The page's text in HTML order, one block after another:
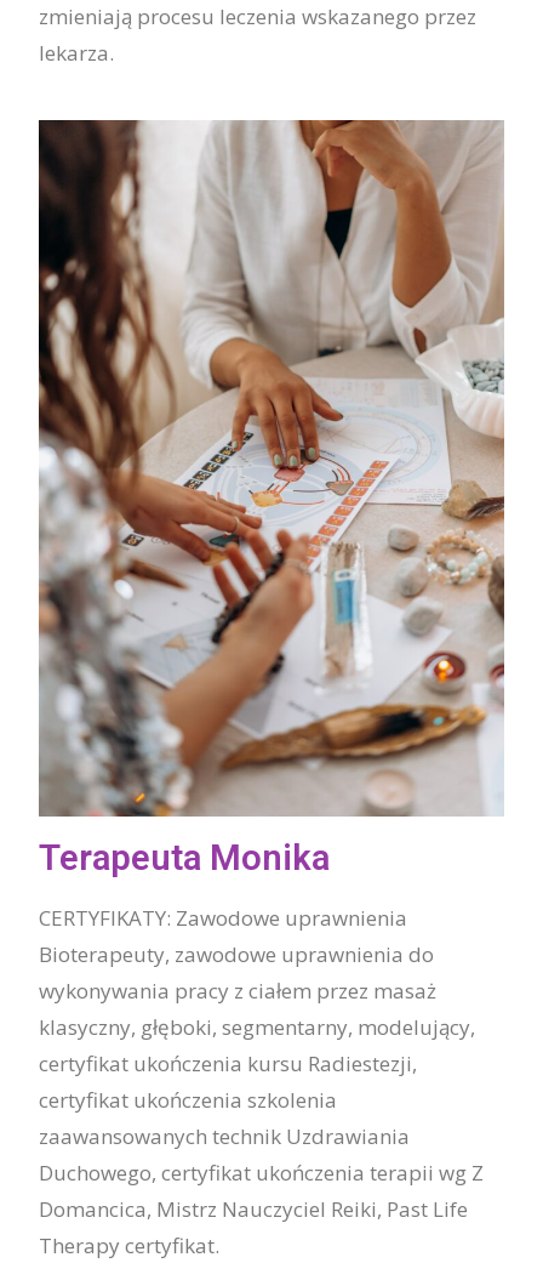
zmieniają procesu leczenia wskazanego przez
lekarza.
Terapeuta Monika
CERTYFIKATY: Zawodowe uprawnienia
Bioterapeuty, zawodowe uprawnienia do
wykonywania pracy z ciałem przez masaż
klasyczny, głęboki, segmentarny, modelujący,
certyfikat ukończenia kursu Radiestezji,
certyfikat ukończenia szkolenia
zaawansowanych technik Uzdrawiania
Duchowego, certyfikat ukończenia terapii wg Z
Domancica, Mistrz Nauczyciel Reiki, Past Life
Therapy certyfikat.